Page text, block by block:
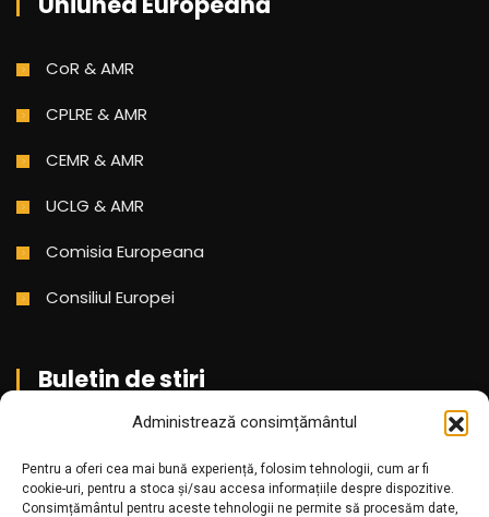
Administrează consimțământul
Pentru a oferi cea mai bună experiență, folosim tehnologii, cum ar fi
cookie-uri, pentru a stoca și/sau accesa informațiile despre dispozitive.
Consimțământul pentru aceste tehnologii ne permite să procesăm date,
CoR & AMR
CPLRE & AMR
CEMR & AMR
UCLG & AMR
Comisia Europeana
Consiliul Europei
Buletin de stiri
Aboneaza-te pentru a primi cele mai noi stiri din partea
noastra!